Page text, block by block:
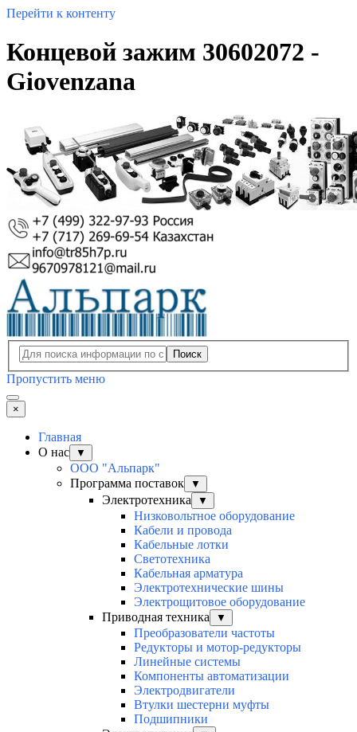
Перейти к контенту
Концевой зажим 30602072 -
Giovenzana
Поиск
Пропустить меню
×
Главная
О нас
▼
ООО "Альпарк"
Программа поставок
▼
Электротехника ▼
Низковольтное оборудование
Кабели и провода
Кабельные лотки
Светотехника
Кабельная арматура
Электротехнические шины
Электрощитовое оборудование
Приводная техника
▼
Преобразователи частоты
Редукторы и мотор-редукторы
Линейные системы
Компоненты автоматизации
Электродвигатели
Втулки шестерни муфты
Подшипники